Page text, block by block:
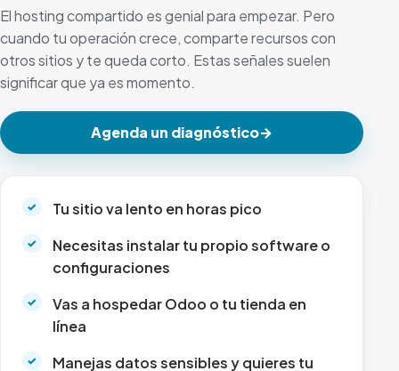
El hosting compartido es genial para empezar. Pero
cuando tu operación crece, comparte recursos con
otros sitios y te queda corto. Estas señales suelen
significar que ya es momento.
Agenda un diagnóstico→
Tu sitio va lento en horas pico
Necesitas instalar tu propio software o
configuraciones
Vas a hospedar Odoo o tu tienda en
línea
Manejas datos sensibles y quieres tu